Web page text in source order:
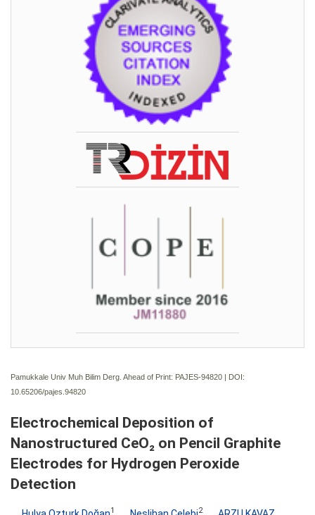
Pamukkale Univ Muh Bilim Derg. Ahead of Print: PAJES-94820 | DOI:
10.65206/pajes.94820
Electrochemical Deposition of
Nanostructured CeO₂ on Pencil Graphite
Electrodes for Hydrogen Peroxide
Detection
1 2